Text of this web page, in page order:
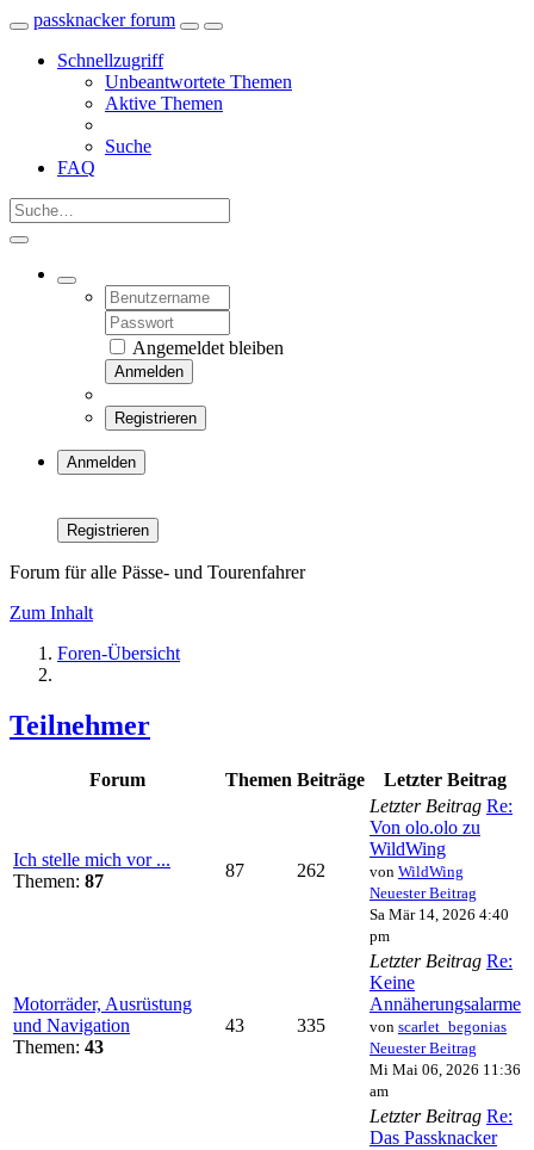
passknacker forum
Schnellzugriff
Unbeantwortete Themen
Aktive Themen
Suche
FAQ
Angemeldet bleiben
Anmelden
Registrieren
Anmelden
Registrieren
Forum für alle Pässe- und Tourenfahrer
Zum Inhalt
Foren-Übersicht
Teilnehmer
Forum Themen Beiträge Letzter Beitrag
Ich stelle mich vor ...
Themen: 87
87 262
Letzter Beitrag Re:
Von olo.olo zu
WildWing
von WildWing
Neuester Beitrag
Sa Mär 14, 2026 4:40
pm
Motorräder, Ausrüstung
und Navigation
Themen: 43
43 335
Letzter Beitrag Re:
Keine
Annäherungsalarme
von scarlet_begonias
Neuester Beitrag
Mi Mai 06, 2026 11:36
am
Letzter Beitrag Re:
Das Passknacker